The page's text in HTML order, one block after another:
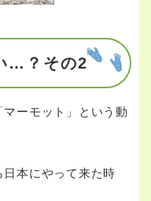
…？その2
ーモット」という動
本にやって来た時